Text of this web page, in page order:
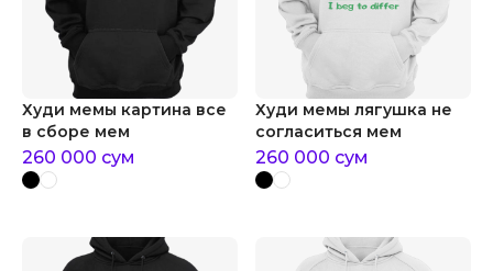
Худи мемы картина все
в сборе мем
260 000 сум
Худи мемы лягушка не
согласиться мем
260 000 сум